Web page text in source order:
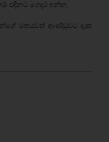
එදිනට ගෙදර ඉන්න.
මතයවත් ආණ්ඩුවට දැක